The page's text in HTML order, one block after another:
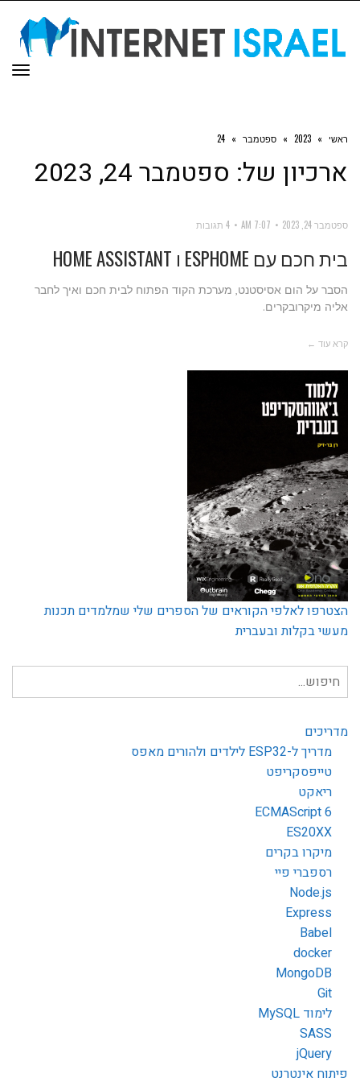
ראשי »
2023
» ספטמבר »
24
ארכיון של: ספטמבר 24, 2023
ספטמבר 24, 2023 7:07 AM 4 תגובות
בית חכם עם ESPHOME ו HOME ASSISTANT
הסבר על הום אסיסטנט, מערכת הקוד הפתוח לבית חכם ואיך לחבר
אליה מיקרובקרים.
קרא עוד ←
הצטרפו לאלפי הקוראים של הספרים שלי שמלמדים תכנות
מעשי בקלות ובעברית
חיפוש
עבור:
מדריכים
מדריך ל-ESP32 לילדים ולהורים מאפס
טייפסקריפט
ריאקט
ECMAScript 6
ES20XX
מיקרו בקרים
רספברי פיי
Node.js
Express
Babel
docker
MongoDB
Git
לימוד MySQL
SASS
jQuery
פיתוח אינטרנט